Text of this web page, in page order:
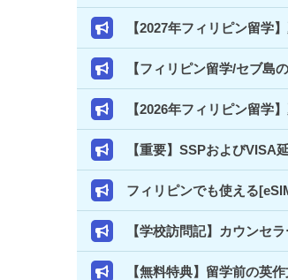
【2027年フィリピン留学
【フィリピン留学/セブ島
【2026年フィリピン留学
【重要】SSPおよびVISA
フィリピンでも使える
【学校訪問記】カウンセ
【無料特典】留学前の英